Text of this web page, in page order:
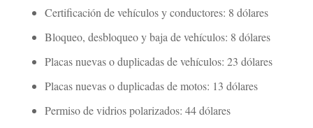
Certificación de vehículos y conductores: 8 dólares
Bloqueo, desbloqueo y baja de vehículos: 8 dólares
Placas nuevas o duplicadas de vehículos: 23 dólares
Placas nuevas o duplicadas de motos: 13 dólares
Permiso de vidrios polarizados: 44 dólares